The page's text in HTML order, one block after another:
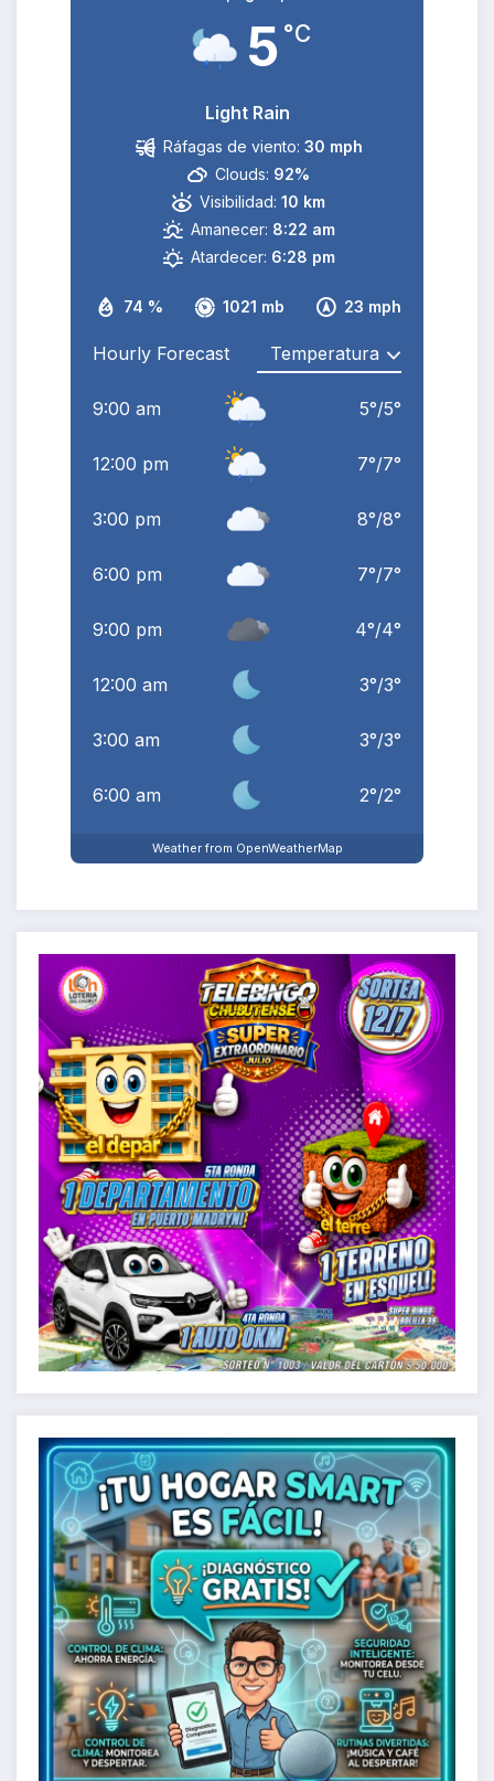
5 °C
Light Rain
74 % 1021 mb 23 mph
Ráfagas de viento: 30 mph
Clouds: 92%
Visibilidad: 10 km
Amanecer: 8:22 am
Atardecer: 6:28 pm
Hourly Forecast
9:00 am 5°/5°
12:00 pm 7°/7°
3:00 pm 8°/8°
6:00 pm 7°/7°
9:00 pm 4°/4°
12:00 am 3°/3°
3:00 am 3°/3°
6:00 am 2°/2°
Weather from OpenWeatherMap